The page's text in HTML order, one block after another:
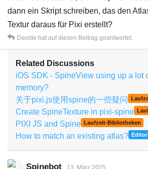
dann ein Skript schreiben, das den
Textur daraus für Pixi erstellt?
Davide hat auf diesen Beitrag geantwortet.
Related Discussions
iOS SDK - SpineView using up a lot
memory?
关于pixi.js使用spine的一些疑问
Create SpineTexture in pixi-spine
PIXI JS and Spine Laufzeit-Bibliotheken
How to match an existing atlas? Editor
Spinebot